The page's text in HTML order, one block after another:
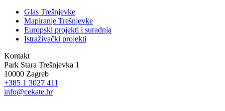
Glas Trešnjevke
Mapiranje Trešnjevke
Europski projekti i suradnja
Istraživački projekti
Kontakt
Park Stara Trešnjevka 1
10000 Zagreb
+385 1 3027 411
info@cekate.hr